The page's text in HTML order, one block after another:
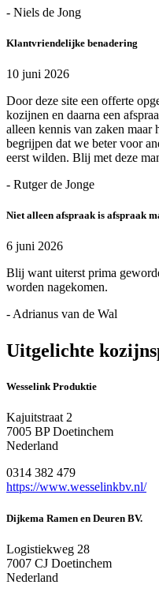
- Niels de Jong
Klantvriendelijke benadering
10 juni 2026
Door deze site een offerte
kozijnen en daarna een
alleen kennis van zaken maar
begrijpen dat we beter voor
eerst wilden. Blij met deze
- Rutger de Jonge
Niet alleen afspraak is afspraak
6 juni 2026
Blij want uiterst prima
worden nagekomen.
- Adrianus van de Wal
Uitgelichte
Wesselink Produktie
Kajuitstraat 2
7005 BP Doetinchem
Nederland
0314 382 479
https://www.wesselinkbv.nl/
Dijkema Ramen en Deuren BV.
Logistiekweg 28
7007 CJ Doetinchem
Nederland